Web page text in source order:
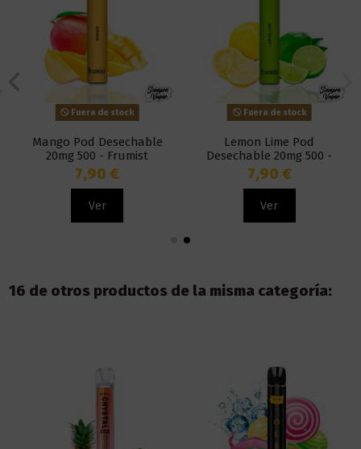
Fuera de stock
Mango Pod Desechable
20mg 500 - Frumist
7,90 €
Ver
Fuera de stock
Lemon Lime Pod
Desechable 20mg 500 -
Frumist
7,90 €
Ver
16 de otros productos de la misma categoría: